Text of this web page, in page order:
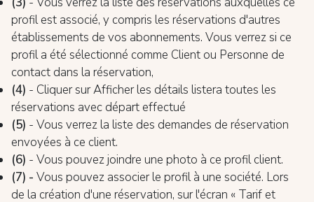
profil est associé, y compris les réservations d'autres
établissements de vos abonnements. Vous verrez si ce
profil a été sélectionné comme Client ou Personne de
contact dans la réservation,
(4) - Cliquer sur Afficher les détails listera toutes les
réservations avec départ effectué
(5) - Vous verrez la liste des demandes de réservation
envoyées à ce client.
(6) - Vous pouvez joindre une photo à ce profil client.
(7) - Vous pouvez associer le profil à une société. Lors
de la création d'une réservation, sur l'écran « Tarif et